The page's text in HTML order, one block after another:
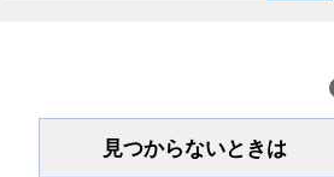
見つからないときは